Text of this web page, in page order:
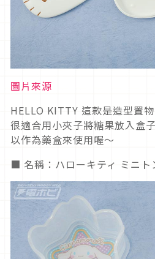
圖片來源
HELLO KITTY 這款是造型置
很適合用小夾子將糖果放入盒
以作為藥盒來使用喔～
■ 名稱：ハローキティ ミニト